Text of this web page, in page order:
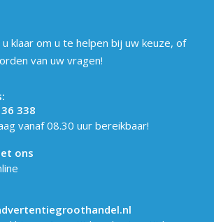
klaar om u te helpen bij uw keuze, of
van uw vragen!
338
vanaf 08.30 uur bereikbaar!
ons